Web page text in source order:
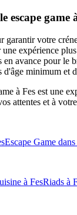
escape game
garantir votre
expérience
avance pour le
minimum et
à Fes est une
attentes et à
Escape Game
à FesRiads à